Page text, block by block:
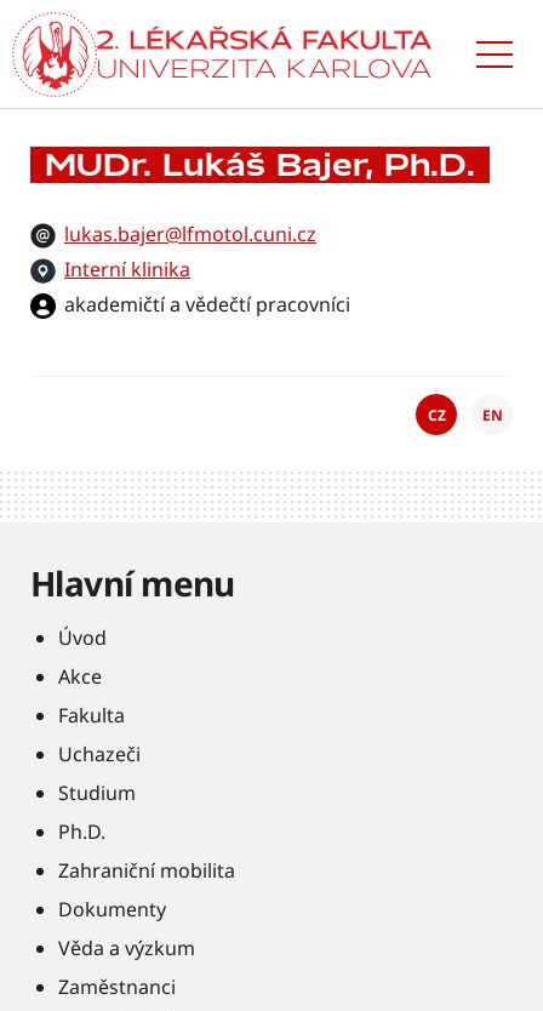
Přejít
k hlavnímu
obsahu
MUDr. Lukáš Bajer, Ph.D.
lukas.bajer@lfmotol.cuni.cz
Interní klinika
akademičtí a vědečtí pracovníci
CZ EN
Hlavní menu
Úvod
Akce
Fakulta
Uchazeči
Studium
Ph.D.
Zahraniční mobilita
Dokumenty
Věda a výzkum
Zaměstnanci